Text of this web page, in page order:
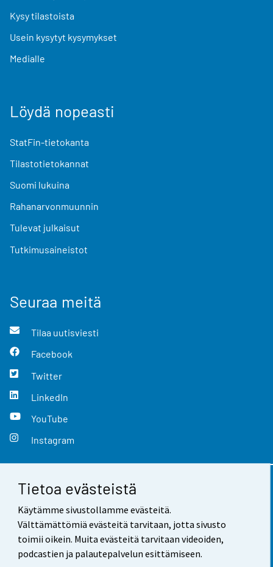
Tietoa evästeistä
Käytämme sivustollamme evästeitä.
Välttämättömiä evästeitä tarvitaan, jotta sivusto
toimii oikein. Muita evästeitä tarvitaan videoiden,
podcastien ja palautepalvelun esittämiseen.
Kysy tilastoista
Usein kysytyt kysymykset
Medialle
Löydä nopeasti
StatFin-tietokanta
Tilastotietokannat
Suomi lukuina
Rahanarvonmuunnin
Tulevat julkaisut
Tutkimusaineistot
Seuraa meitä
Tilaa uutisviesti
Facebook
Twitter
LinkedIn
YouTube
Instagram
Yhteystiedot
Palaute
Käyttöehdot